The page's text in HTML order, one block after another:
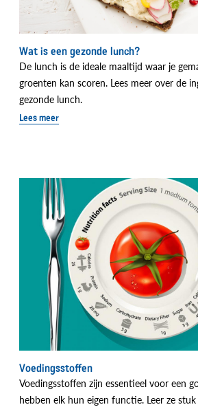
Wat is een gezonde lunch?
De lunch is de ideale maaltijd waar je
groenten kan scoren. Lees meer over de
gezonde lunch.
Lees meer
Voedingsstoffen
Voedingsstoffen zijn essentieel voor een
hebben elk hun eigen functie. Leer ze